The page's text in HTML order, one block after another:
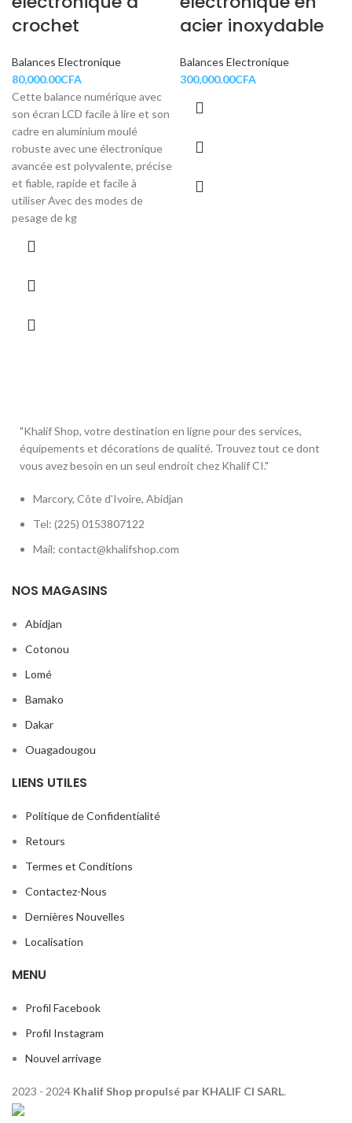
crochet
Balances Electronique
80,000.00CFA
Cette balance numérique avec
son écran LCD facile à lire et son
cadre en aluminium moulé
robuste avec une électronique
avancée est polyvalente, précise
et fiable, rapide et facile à
utiliser Avec des modes de
pesage de kg
acier inoxydable
Balances Electronique
300,000.00CFA
"Khalif Shop, votre destination en ligne pour des services,
équipements et décorations de qualité. Trouvez tout ce dont
vous avez besoin en un seul endroit chez Khalif CI."
Marcory, Côte d'Ivoire, Abidjan
Tel: (225) 0153807122
Mail: contact@khalifshop.com
NOS MAGASINS
Abidjan
Cotonou
Lomé
Bamako
Dakar
Ouagadougou
LIENS UTILES
Politique de Confidentialité
Retours
Termes et Conditions
Contactez-Nous
Dernières Nouvelles
Localisation
MENU
Profil Facebook
Profil Instagram
Nouvel arrivage
2023 - 2024 Khalif Shop propulsé par KHALIF CI SARL.